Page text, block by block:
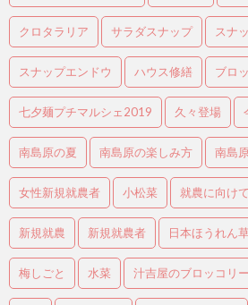
クロタラリア サラダスナップ スナ
スナップエンドウ ハウス修繕 ブロ
七夕麺プチマルシェ2019 久々登場
南島原の夏 南島原の楽しみ方 南島
女性新規就農者 小松菜 就農に向けて
新規就農 新規就農者 日本ほうれん
梅しごと 水菜 汁吉屋のブロッコリー